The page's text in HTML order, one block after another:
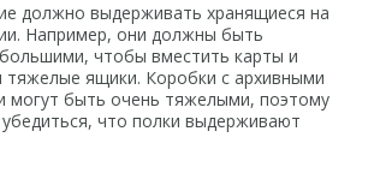
должно выдерживать хранящиеся на
Например, они должны быть
чтобы вместить карты и
тяжелые ящики. Коробки с архивными
могут быть очень тяжелыми, поэтому
что полки выдерживают